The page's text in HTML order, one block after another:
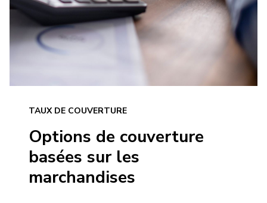
TAUX DE COUVERTURE
Options de couverture
basées sur les
marchandises